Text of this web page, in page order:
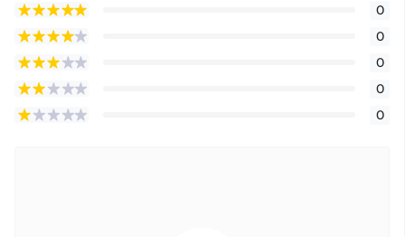
0
0
0
0
0